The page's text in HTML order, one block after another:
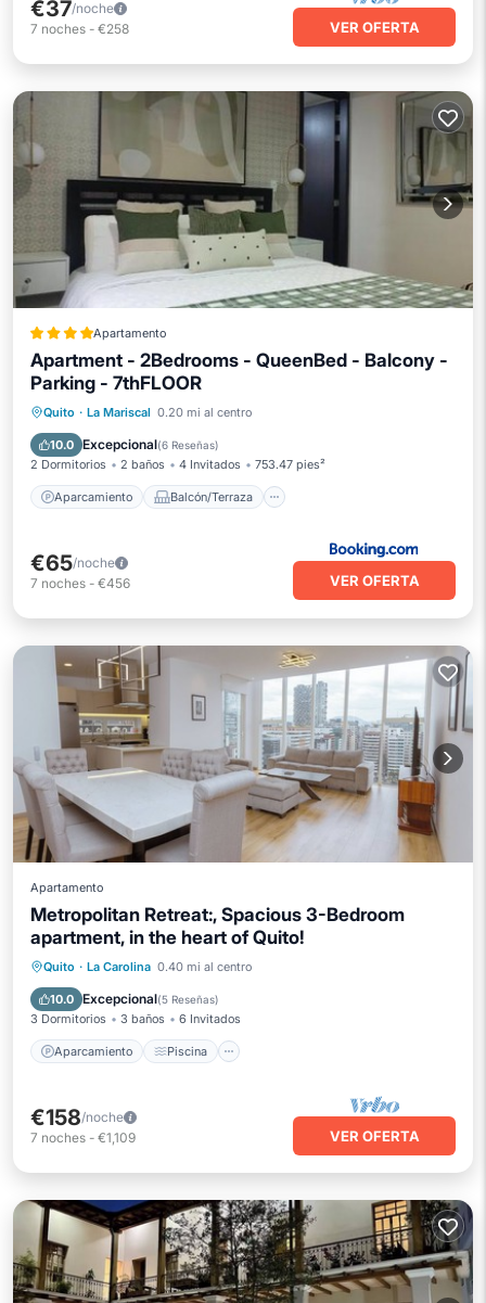
€37/noche
7 noches - €258 VER OFERTA
Apartamento
Apartment - 2Bedrooms - QueenBed - Balcony -
Parking - 7thFLOOR
Quito · La Mariscal 0.20 mi al centro
10.0 Excepcional(6 Reseñas)
2 Dormitorios 2 baños 4 Invitados 753.47 pies²
Aparcamiento Balcón/Terraza
Aparcamiento
Balcón/Terraza
Internet
Apto para niños
€65/noche
7 noches - €456 VER OFERTA
Apartamento
Metropolitan Retreat:, Spacious 3-Bedroom
apartment, in the heart of Quito!
Quito · La Carolina 0.40 mi al centro
10.0 Excepcional(5 Reseñas)
3 Dormitorios 3 baños 6 Invitados
Aparcamiento Piscina
Aparcamiento
Piscina
Balcón/Terraza
€158/noche
7 noches - €1,109 VER OFERTA